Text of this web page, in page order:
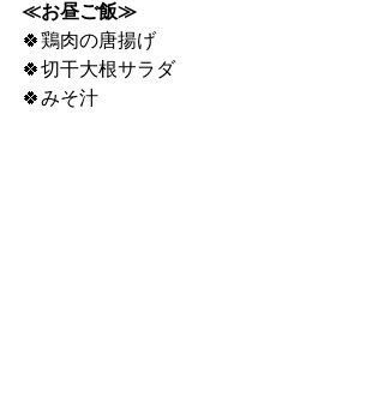
≪お昼ご飯≫
🍀鶏肉の唐揚げ
🍀切干大根サラダ
🍀みそ汁